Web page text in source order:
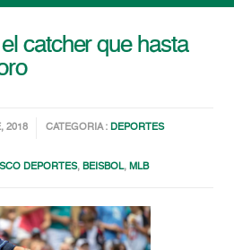
catcher que hasta
2018 CATEGORIA :DEPORTES
DEPORTES,BEISBOL,MLB